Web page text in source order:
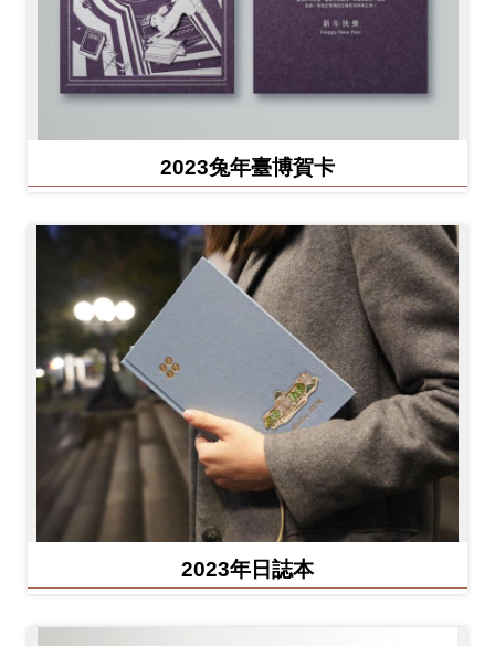
2023兔年臺博賀卡
2023年日誌本